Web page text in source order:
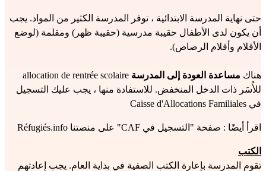
حتى نهاية المدرسة الابتدائية ، توفر المدرسة الكثير من المواد. يجب
أن يكون لدى الأطفال حقيبة مدرسية (حقيبة ظهر) ومقلمة (لوضع
الأقلام وأقلام الرصاص).
هناك مساعدة العودة إلى المدرسة allocation de rentrée scolaire
للأُسَر ذات الدخل المنخفض. للاستفادة منها ، يجب عليك التسجيل
في Caisse d'Allocations Familiales
اقرأ أيضًا : صفحة "التسجيل في CAF" على منصتنا Réfugiés.info
الكتب
تقوم المدرسة بإعارة الكتب الصفية في بداية العام. يجب إعادتهم